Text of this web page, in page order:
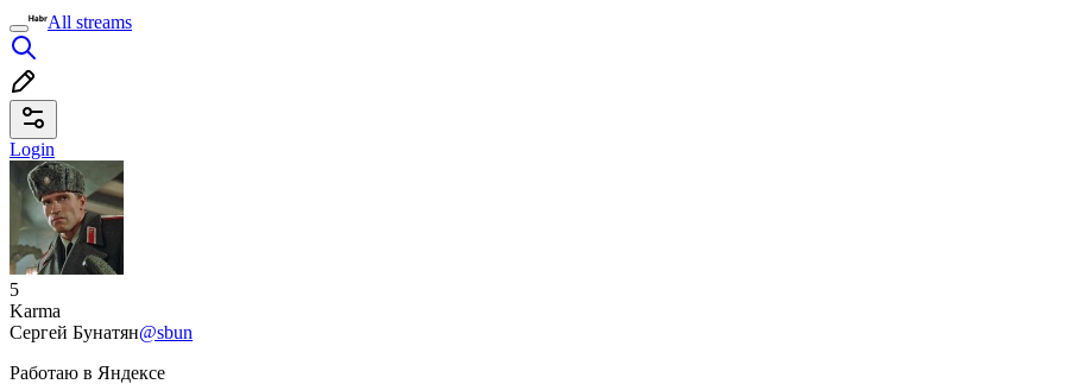
All streams
Login
5
Karma
Сергей Бунатян@sbun
Работаю в Яндексе